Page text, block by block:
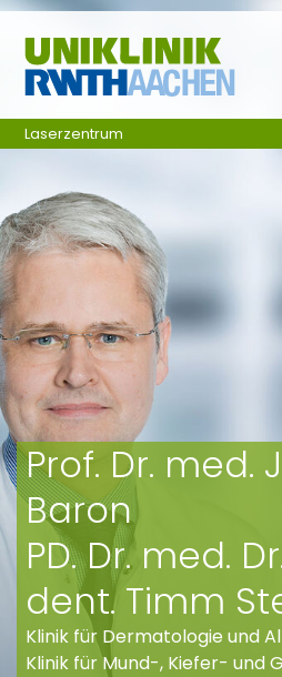
Ga naar navigatie
Prof. Dr. med.
Baron
PD. Dr. med.
dent. Timm
Klinik für Dermatologie und
Klinik für Mund-, Kiefer- und
Laserzentrum